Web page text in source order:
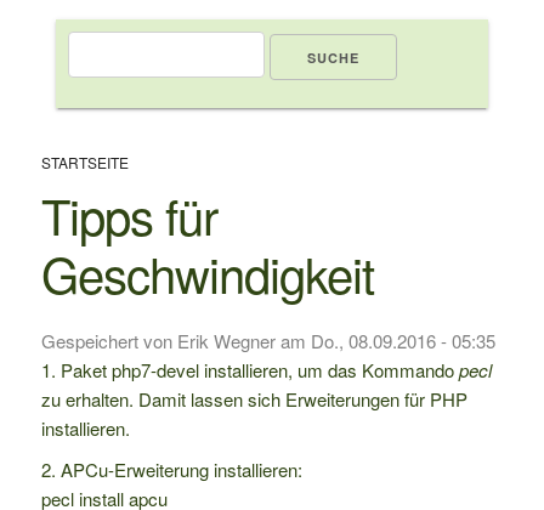
Pfadnavigation
STARTSEITE
Tipps für
Geschwindigkeit
Gespeichert von Erik Wegneram Do., 08.09.2016 - 05:35
Paket php7-devel installieren, um das Kommandopecl
zu erhalten. Damit lassen sich Erweiterungen für PHP
installieren.
APCu-Erweiterung installieren:
pecl install apcu